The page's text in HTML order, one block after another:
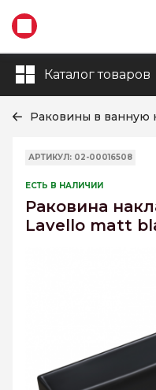
Каталог товаров
Раковины в ванную
АРТИКУЛ: 02-00016508
ЕСТЬ В НАЛИЧИИ
Раковина
Lavello matt